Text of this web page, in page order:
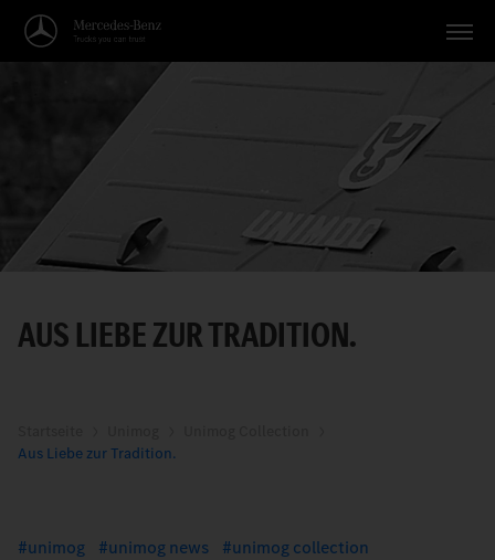
Fahrzeuge
Anwendungen
Service
Deutsch
AUS LIEBE ZUR TRADITION.
Aus Liebe zur Tradition.
unimog unimog news unimog collection